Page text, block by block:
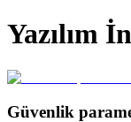
Yazılım
Güvenlik